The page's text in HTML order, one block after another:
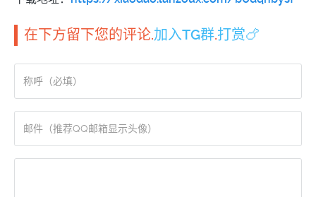
在下方留下您的评论.加入TG群.打赏🍗